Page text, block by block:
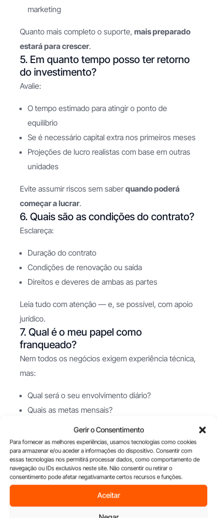
Gerir o Consentimento
Para fornecer as melhores experiências, usamos tecnologias como cookies
para armazenar e/ou aceder a informações do dispositivo. Consentir com
essas tecnologias nos permitirá processar dados, como comportamento de
navegação ou IDs exclusivos neste site. Não consentir ou retirar o
consentimento pode afetar negativamante certos recursos e funções.
Aceitar
marketing
Quanto mais completo o suporte, mais preparado
estará para crescer.
5. Em quanto tempo posso ter retorno
do investimento?
Avalie:
O tempo estimado para atingir o ponto de
equilíbrio
Se é necessário capital extra nos primeiros meses
Projeções de lucro realistas com base em outras
unidades
Evite assumir riscos sem saberquando poderá
começar a lucrar.
6. Quais são as condições do contrato?
Esclareça:
Duração do contrato
Condições de renovação ou saída
Direitos e deveres de ambas as partes
Leia tudo com atenção — e, se possível, com apoio
jurídico.
7. Qual é o meu papel como
franqueado?
Nem todos os negócios exigem experiência técnica,
mas:
Qual será o seu envolvimento diário?
Quais as metas mensais?
Qual o perfil ideal para o sucesso?
Alinhar expectativas desde o inícioevita
frustrações e aumenta as hipóteses de êxito.
Quer saber mais sobre como escolher a franquia
Peça informações através do nosso portal e